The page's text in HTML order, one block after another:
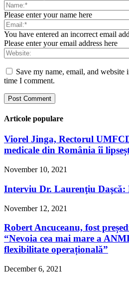
Please enter your name here
You have entered an incorrect email
Please enter your email address here
Save my name, email, and
time I comment.
Articole populare
Viorel Jinga, Rectorul
medicale din România îi
November 10, 2021
Interviu Dr. Laurenţiu Daşcă:
November 12, 2021
Robert Ancuceanu, fost
“Nevoia cea mai mare a
flexibilitate operațională”
December 6, 2021